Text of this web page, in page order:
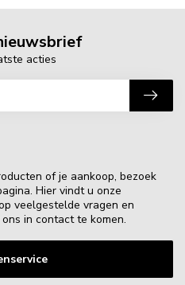
of je aankoop, bezoek
Hier vindt u onze
veelgestelde vragen en
in contact te komen.
acties